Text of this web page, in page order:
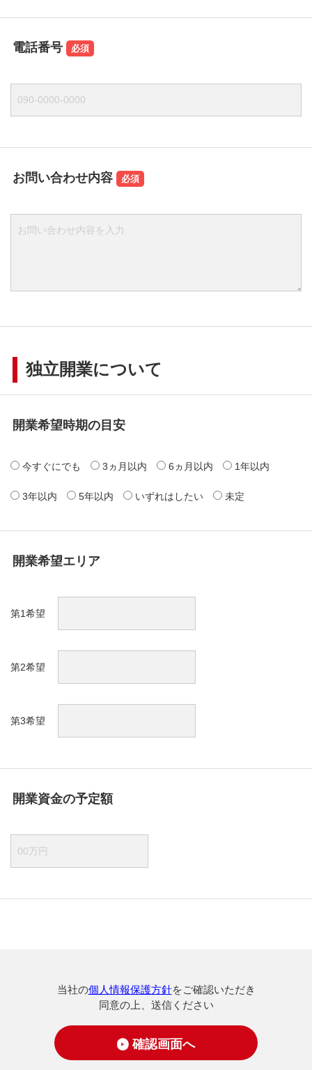
電話番号
お問い合わせ内容
独立開業について
開業希望時期の目安
今すぐにでも 3ヵ月以内 6ヵ月以内 1年以内
3年以内 5年以内 いずれはしたい 未定
開業希望エリア
第1希望
第2希望
第3希望
開業資金の予定額
当社の個人情報保護方針をご確認いただき
同意の上、送信ください
確認画面へ